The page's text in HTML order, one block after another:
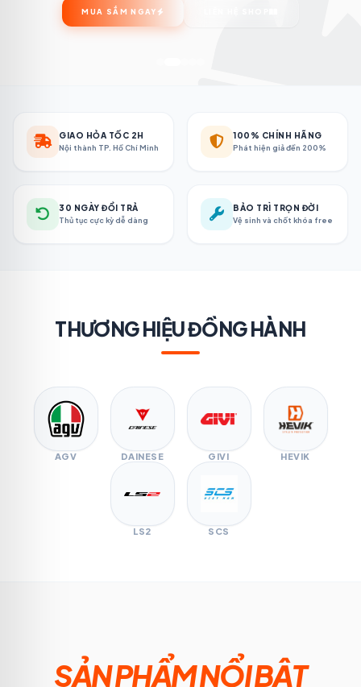
MUA SẮM NGAY
GIAO HỎA TỐC 2H
Nội thành TP. Hồ Chí Minh
100% CHÍNH HÃNG
Phát hiện giả đền 200%
30 NGÀY ĐỔI TRẢ
Thủ tục cực kỳ dễ dàng
BẢO TRÌ TRỌN ĐỜI
Vệ sinh và chốt khóa free
THƯƠNG HIỆU ĐỒNG HÀNH
AGV DAINESE GIVI HEVIK
LS2 SCS
SẢN PHẨM NỔI BẬT